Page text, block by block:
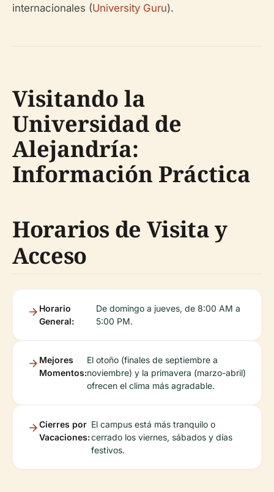
internacionales (University Guru).
Visitando la
Universidad de
Alejandría:
Información Práctica
Horarios de Visita y
Acceso
Horario
General:
De domingo a jueves, de 8:00 AM a
5:00 PM.
Mejores
Momentos:
El otoño (finales de septiembre a
noviembre) y la primavera (marzo-abril)
ofrecen el clima más agradable.
Cierres por
Vacaciones:
El campus está más tranquilo o
cerrado los viernes, sábados y días
festivos.